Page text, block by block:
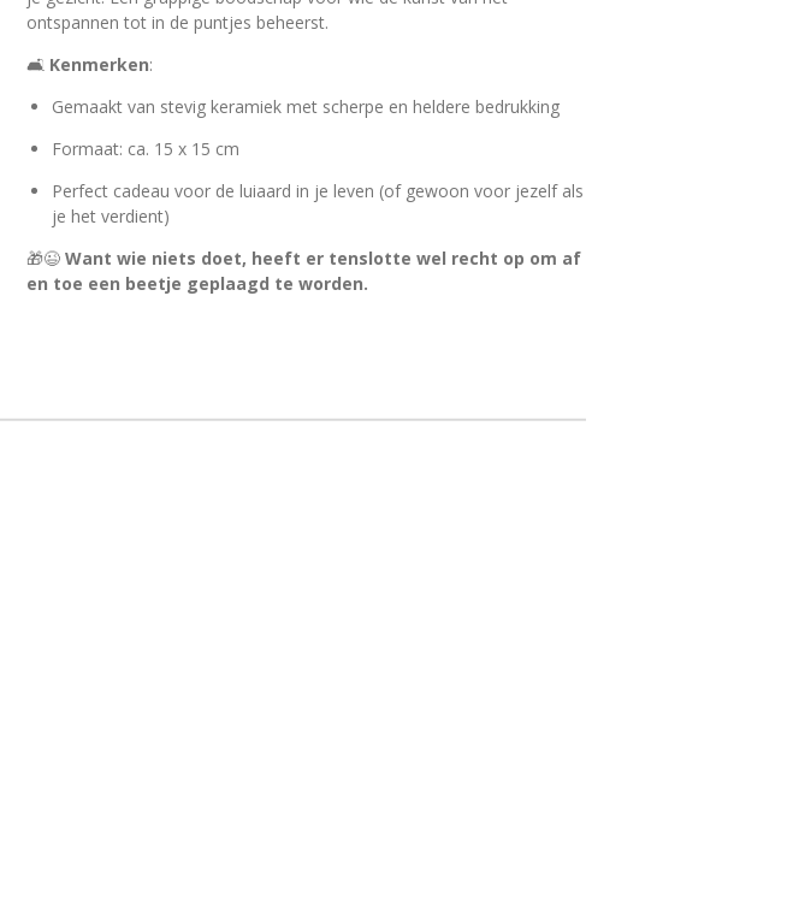
ontspannen tot in de puntjes beheerst.
🛋️ Kenmerken:
Gemaakt van stevig keramiek met scherpe en heldere bedrukking
Formaat: ca. 15 x 15 cm
Perfect cadeau voor de luiaard in je leven (of gewoon voor jezelf als
je het verdient)
🎁😉 Want wie niets doet, heeft er tenslotte wel recht op om af
en toe een beetje geplaagd te worden.